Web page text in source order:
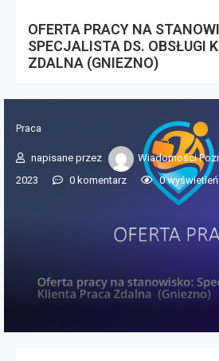
OFERTA PRACY NA
SPECJALISTA DS. OBSŁUGI
ZDALNA (GNIEZNO)
Praca
napisane przez Wiadomości
2023
0 komentarz 0wyświetleń